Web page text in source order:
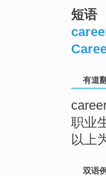
短语
有道
职业
以上
双语